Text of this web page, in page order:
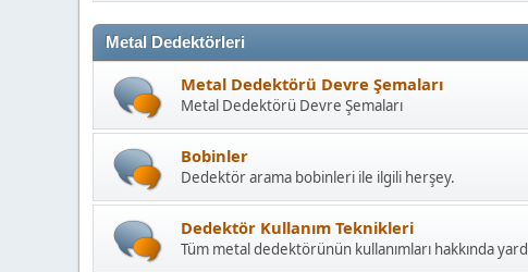
Metal Dedektörleri
Metal Dedektörü Devre Şemaları
Metal Dedektörü Devre Şemaları
Bobinler
Dedektör arama bobinleri ile ilgili herşey.
Dedektör Kullanım Teknikleri
Tüm metal dedektörünün kullanımları hakkında